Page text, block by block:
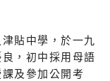
貼中學，於一九
，初中採用母語
及參加公開考